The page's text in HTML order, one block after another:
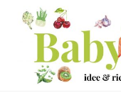
Menu
Passa
contenuto
principale
Passa
laterale
primaria
Passa